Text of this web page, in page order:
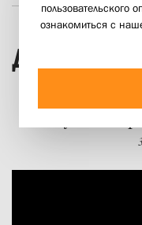
Дело для
Наумова в
пользовательского
ознакомиться с